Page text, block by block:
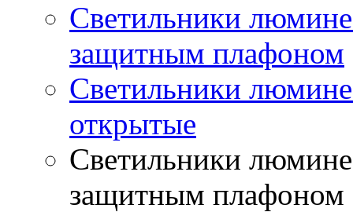
Светильники
защитным плафоном
Светильники
открытые
Светильники
защитным плафоном